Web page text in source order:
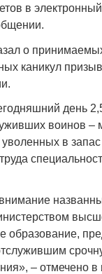
в электронный
о
каникул
день
воинов
в
образование,
– отмечено